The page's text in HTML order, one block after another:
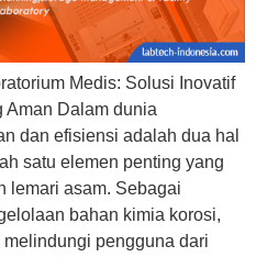
Medis: Solusi Inovatif
Aman Dalam dunia
dan efisiensi adalah dua hal
satu elemen penting yang
lemari asam. Sebagai
bahan kimia korosi,
pengguna dari